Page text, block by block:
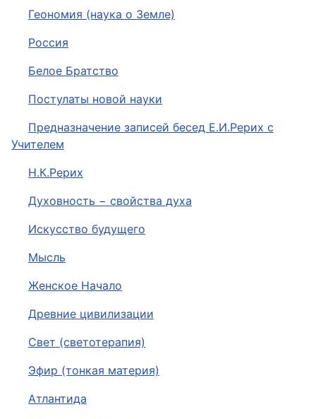
Геономия (наука о Земле)
Россия
Белое Братство
Постулаты новой науки
Предназначение записей бесед Е.И.Рерих с
Учителем
Н.К.Рерих
Духовность − свойства духа
Искусство будущего
Мысль
Женское Начало
Древние цивилизации
Свет (светотерапия)
Эфир (тонкая материя)
Атлантида